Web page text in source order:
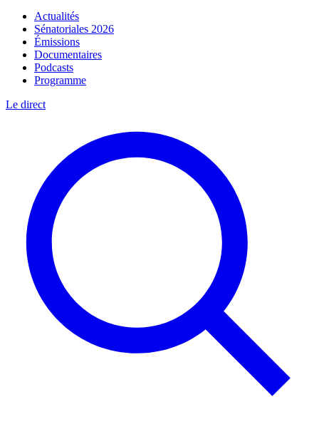
Actualités
Sénatoriales 2026
Émissions
Documentaires
Podcasts
Programme
Le direct